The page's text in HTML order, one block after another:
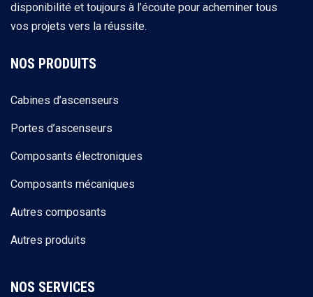
disponibilité et toujours à l’écoute pour acheminer tous
vos projets vers la réussite.
NOS PRODUITS
Cabines d’ascenseurs
Portes d’ascenseurs
Composants électroniques
Composants mécaniques
Autres composants
Autres produits
NOS SERVICES